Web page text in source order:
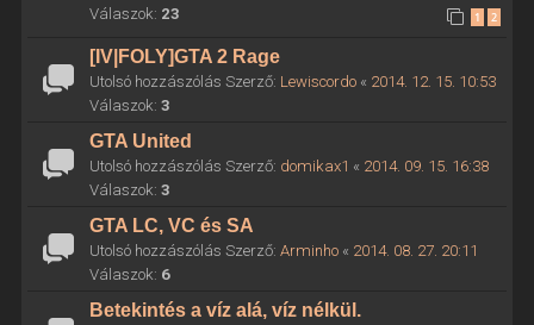
Válaszok: 23 1 2
[IV|FOLY]GTA 2 Rage
Utolsó hozzászólás Szerző: Lewiscordo« 2014. 12. 15. 10:53
Válaszok: 3
GTA United
Utolsó hozzászólás Szerző: domikax1 « 2014. 09. 15. 16:38
Válaszok: 3
GTA LC, VC és SA
Utolsó hozzászólás Szerző: Arminho« 2014. 08. 27. 20:11
Válaszok: 6
Betekintés a víz alá, víz nélkül.